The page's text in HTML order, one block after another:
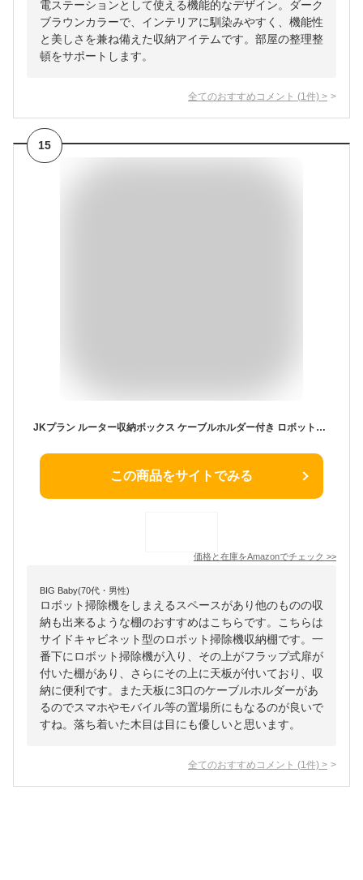
電ステーションとして使える機能的なデザイン。ダーク
ブラウンカラーで、インテリアに馴染みやすく、機能性
と美しさを兼ね備えた収納アイテムです。部屋の整理整
頓をサポートします。
全てのおすすめコメント (1 件) >
15
JKプラン ルーター収納ボックス ケーブルホルダー付き ロボット掃除機収納 ルンバ基地 ルンバ収納 ダークブラウン FBE-0001-DB
この商品をサイトでみる
価格と在庫をAmazonでチェック >>
BIG Baby(70代・男性)
ロボット掃除機をしまえるスペースがあり他のものの収
納も出来るような棚のおすすめはこちらです。こちらは
サイドキャビネット型のロボット掃除機収納棚です。一
番下にロボット掃除機が入り、その上がフラップ式扉が
付いた棚があり、さらにその上に天板が付いており、収
納に便利です。また天板に3口のケーブルホルダーがあ
るのでスマホやモバイル等の置場所にもなるのが良いで
すね。落ち着いた木目は目にも優しいと思います。
全てのおすすめコメント (1 件) >